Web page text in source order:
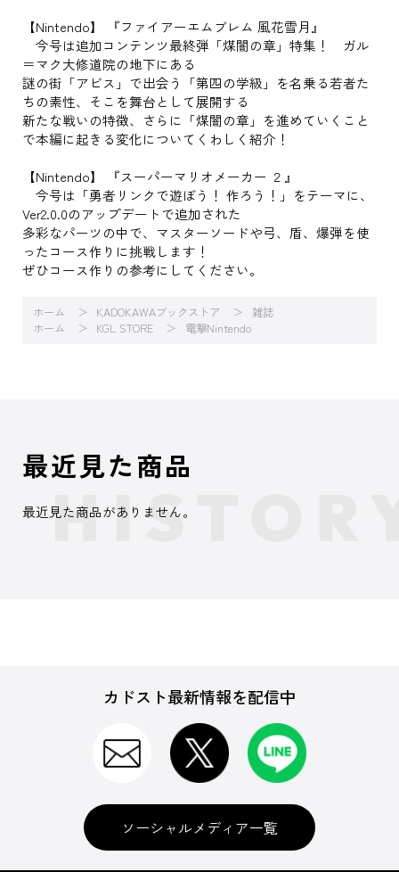
【Nintendo】 『ファイアーエムブレム 風花雪月』
今号は追加コンテンツ最終弾「煤闇の章」特集！ ガル
＝マク大修道院の地下にある
謎の街「アビス」で出会う「第四の学級」を名乗る若者た
ちの素性、そこを舞台として展開する
新たな戦いの特徴、さらに「煤闇の章」を進めていくこと
で本編に起きる変化についてくわしく紹介！
【Nintendo】 『スーパーマリオメーカー ２』
今号は「勇者リンクで遊ぼう！ 作ろう！」をテーマに、
Ver2.0.0のアップデートで追加された
多彩なパーツの中で、マスターソードや弓、盾、爆弾を使
ったコース作りに挑戦します！
ぜひコース作りの参考にしてください。
ホーム KADOKAWAブックストア
雑誌
ホーム
KGL STORE 電撃Nintendo
最近見た商品
最近見た商品がありません。
カドスト最新情報を配信中
ソーシャルメディア一覧